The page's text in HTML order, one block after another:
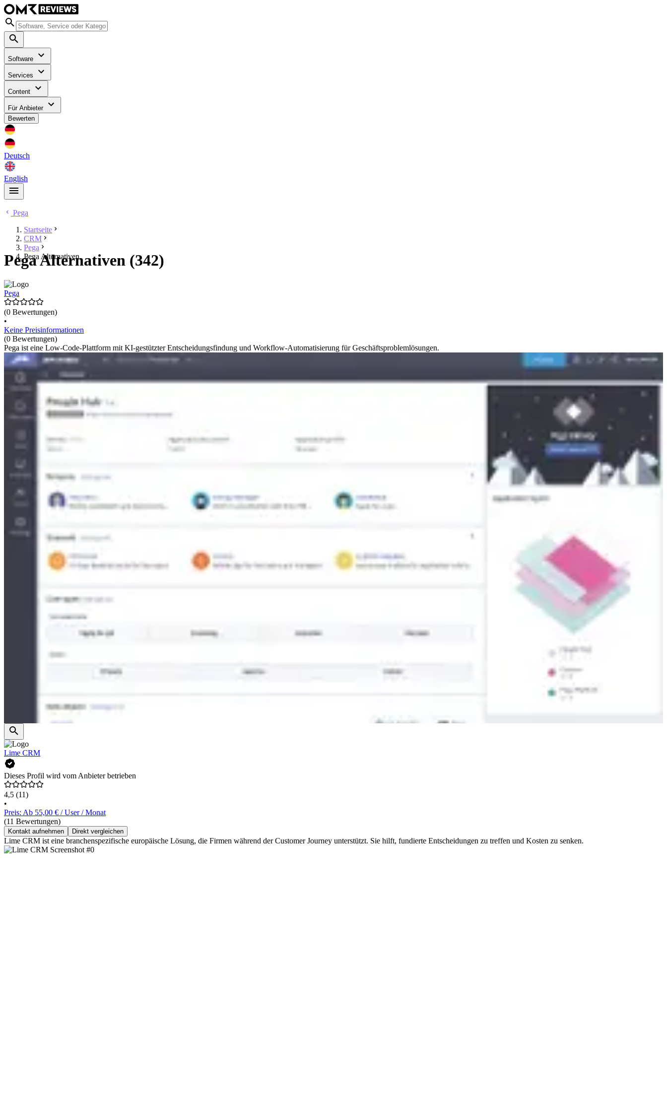
Software
Services
Content
Für Anbieter
Bewerten
Deutsch
English
Pega
Startseite
CRM
Pega
Pega Alternativen
Pega Alternativen (342)
Pega
(0 Bewertungen)
•
Keine Preisinformationen
(0 Bewertungen)
Pega ist eine Low-Code-Plattform mit KI-gestützter Entscheidungsfindung und Workflow-Automatisierung für Geschäftsproblemlösungen.
Lime CRM
Dieses Profil wird vom Anbieter betrieben
4,5 (11)
•
Preis: Ab 55,00 € / User / Monat
(11 Bewertungen)
Kontakt aufnehmen Direkt vergleichen
Lime CRM ist eine branchenspezifische europäische Lösung, die Firmen während der Customer Journey unterstützt. Sie hilft, fundierte Entscheidungen zu treffen und Kosten zu senken.